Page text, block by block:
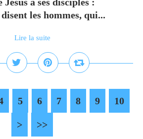
disent les hommes, qui...
Lire la suite
5 6 7 8 9 10
> >>